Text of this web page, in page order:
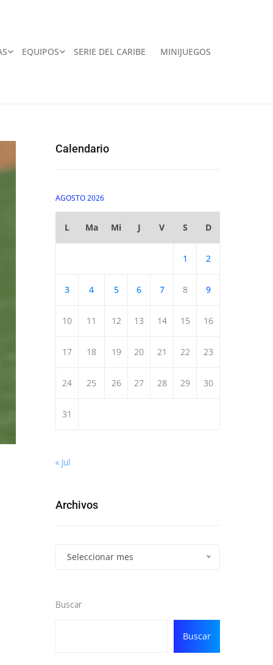
EQUIPOS SERIE DEL CARIBE MINIJUEGOS
Calendario
AGOSTO 2026
L Ma Mi J V S D
1 2
3 4 5 6 7 8 9
10 11 12 13 14 15 16
17 18 19 20 21 22 23
24 25 26 27 28 29 30
31
« Jul
Archivos
Seleccionar mes
Buscar
Buscar